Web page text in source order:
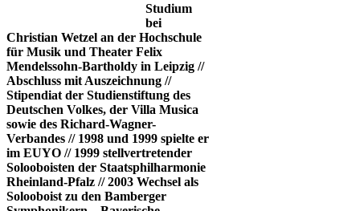
Studium
bei
Christian Wetzel an der Hochschule
für Musik und Theater Felix
Mendelssohn-Bartholdy in Leipzig //
Abschluss mit Auszeichnung //
Stipendiat der Studienstiftung des
Deutschen Volkes, der Villa Musica
sowie des Richard-Wagner-
Verbandes // 1998 und 1999 spielte er
im EUYO // 1999 stellvertretender
Solooboisten der Staatsphilharmonie
Rheinland-Pfalz // 2003 Wechsel als
Solooboist zu den Bamberger